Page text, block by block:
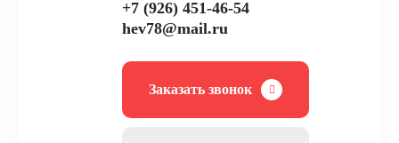
+7 (926) 451-46-54
hev78@mail.ru
Заказать звонок